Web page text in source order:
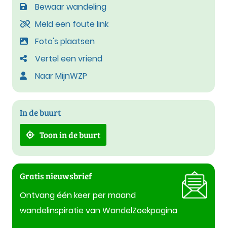
Bewaar wandeling
Meld een foute link
Foto's plaatsen
Vertel een vriend
Naar MijnWZP
In de buurt
Toon in de buurt
Gratis nieuwsbrief
Ontvang één keer per maand
wandelinspiratie van WandelZoekpagina